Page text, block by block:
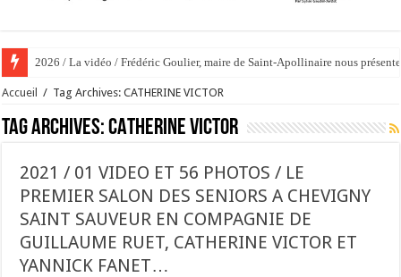
2026 / La vidéo / Frédéric Goulier, maire de Saint-Apollinaire nous
Accueil / Tag Archives: CATHERINE VICTOR
Tag Archives:CATHERINE VICTOR
2021 / 01 VIDEO ET 56 PHOTOS / LE
PREMIER SALON DES SENIORS A CHEVIGNY
SAINT SAUVEUR EN COMPAGNIE DE
GUILLAUME RUET, CATHERINE VICTOR ET
YANNICK FANET…